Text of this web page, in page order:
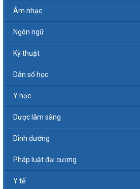
Âm nhạc
Ngôn ngữ
Kỹ thuật
Dân số học
Y học
Dược lâm sàng
Dinh dưỡng
Pháp luật đại cương
Y tế